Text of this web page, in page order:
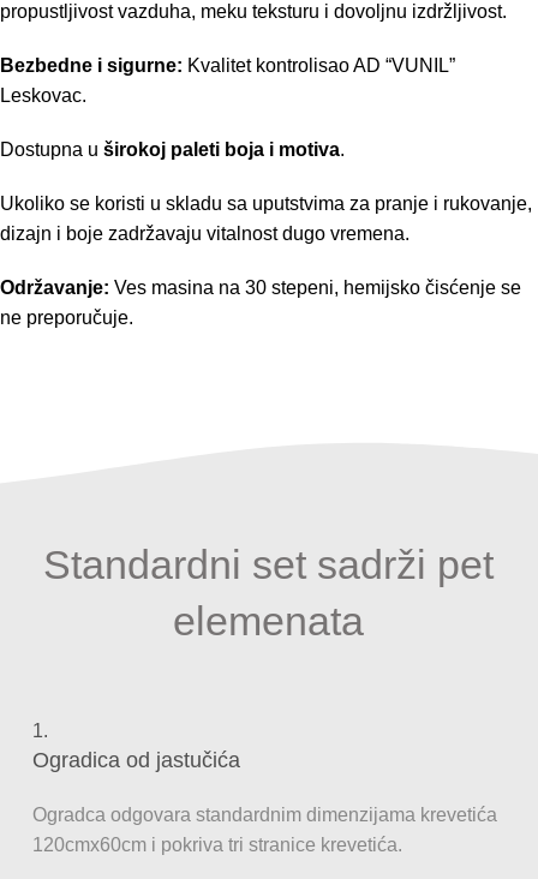
propustljivost vazduha, meku teksturu i dovoljnu izdržljivost.
Bezbedne i sigurne: Kvalitet kontrolisao AD “VUNIL”
Leskovac.
Dostupna u širokoj paleti boja i motiva.
Ukoliko se koristi u skladu sa uputstvima za pranje i rukovanje,
dizajn i boje zadržavaju vitalnost dugo vremena.
Održavanje: Ves masina na 30 stepeni, hemijsko čisćenje se
ne preporučuje.
Standardni set sadrži pet
elemenata
1.
Ogradica od jastučića
Ogradca odgovara standardnim dimenzijama krevetića
120cmx60cm i pokriva tri stranice krevetića.